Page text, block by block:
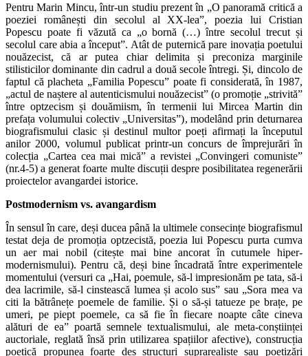
Pentru Marin Mincu, într-un studiu prezent în „O panoramă critică a
poeziei românești din secolul al XX-lea”, poezia lui Cristian
Popescu poate fi văzută ca „o bornă (…) între secolul trecut și
secolul care abia a început”. Atât de puternică pare inovația poetului
nouăzecist, că ar putea chiar delimita și preconiza marginile
stilisticilor dominante din cadrul a două secole întregi. Și, dincolo de
faptul că placheta „Familia Popescu” poate fi considerată, în 1987,
„actul de naștere al autenticismului nouăzecist” (o promoție „strivită”
între optzecism și douămiism, în termenii lui Mircea Martin din
prefața volumului colectiv „Universitas”), modelând prin deturnarea
biografismului clasic și destinul multor poeți afirmați la începutul
anilor 2000, volumul publicat printr-un concurs de împrejurări în
colecția „Cartea cea mai mică” a revistei „Convingeri comuniste”
(nr.4-5) a generat foarte multe discuții despre posibilitatea regenerării
proiectelor avangardei istorice.
Postmodernism vs. avangardism
În sensul în care, deși ducea până la ultimele consecințe biografismul
testat deja de promoția optzecistă, poezia lui Popescu purta cumva
un aer mai nobil (citește mai bine ancorat în cutumele hiper-
modernismului). Pentru că, deși bine încadrată între experimentele
momentului (versuri ca „Hai, poemule, să-l impresionăm pe tata, să-i
dea lacrimile, să-l cinstească lumea și acolo sus” sau „Sora mea va
citi la bătrânețe poemele de familie. Și o să-și tatueze pe brațe, pe
umeri, pe piept poemele, ca să fie în fiecare noapte câte cineva
alături de ea” poartă semnele textualismului, ale meta-conștiinței
auctoriale, reglată însă prin utilizarea spațiilor afective), construcția
poetică propunea foarte des structuri suprarealiste sau poetizări